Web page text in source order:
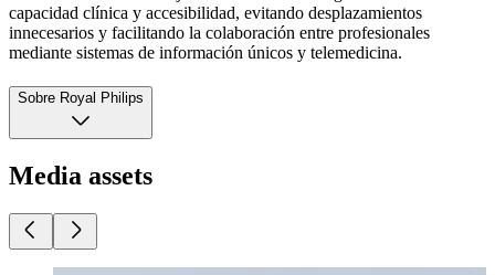
capacidad clínica y accesibilidad, evitando desplazamientos
innecesarios y facilitando la colaboración entre profesionales
mediante sistemas de información únicos y telemedicina.
Sobre Royal Philips
Media assets